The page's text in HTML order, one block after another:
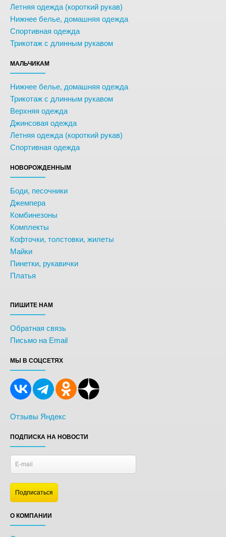
Летняя одежда (короткий рукав)
Нижнее белье, домашняя одежда
Спортивная одежда
Трикотаж с длинным рукавом
МАЛЬЧИКАМ
Нижнее белье, домашняя одежда
Трикотаж с длинным рукавом
Верхняя одежда
Джинсовая одежда
Летняя одежда (короткий рукав)
Спортивная одежда
НОВОРОЖДЕННЫМ
Боди, песочники
Джемпера
Комбинезоны
Комплекты
Кофточки, толстовки, жилеты
Майки
Пинетки, рукавички
Платья
ПИШИТЕ НАМ
Обратная связь
Письмо на Email
МЫ В СОЦСЕТЯХ
Отзывы Яндекс
ПОДПИСКА НА НОВОСТИ
О КОМПАНИИ